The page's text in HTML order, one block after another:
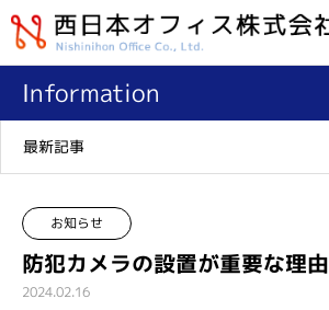
Information
最新記事
お知らせ
防犯カメラの設置が重要な理由
2024.02.16